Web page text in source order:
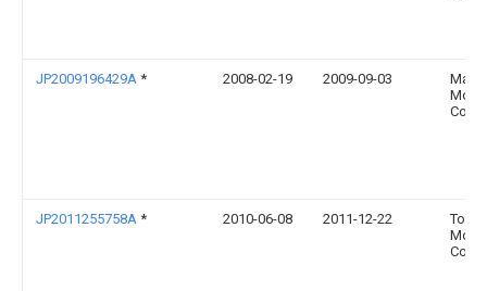
JP2009196429A * 2008-02-19 2009-09-03
Motor
Corp
JP2011255758A * 2010-06-08 2011-12-22
Motor
Corp